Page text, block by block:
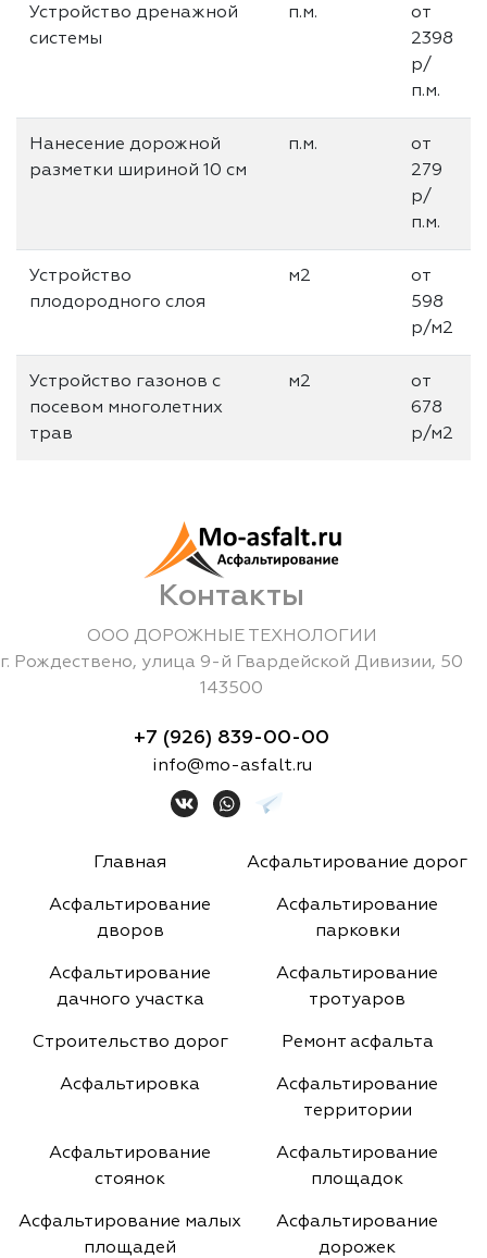
Устройство дренажной
системы
п.м.
от
2398
р/
п.м.
Нанесение дорожной
разметки шириной 10 см
п.м.
от
279
р/
п.м.
Устройство
плодородного слоя
м2
от
598
р/м2
Устройство газонов с
посевом многолетних
трав
м2
от
678
р/м2
Контакты
ООО ДОРОЖНЫЕ ТЕХНОЛОГИИ
г. Рождествено, улица 9-й Гвардейской Дивизии, 50
143500
+7 (926) 839-00-00
info@mo-asfalt.ru
Главная Асфальтирование дорог
Асфальтирование
дворов
Асфальтирование
парковки
Асфальтирование
дачного участка
Асфальтирование
тротуаров
Строительство дорог Ремонт асфальта
Асфальтировка
Асфальтирование
территории
Асфальтирование
стоянок
Асфальтирование
площадок
Асфальтирование малых
площадей
Асфальтирование
дорожек